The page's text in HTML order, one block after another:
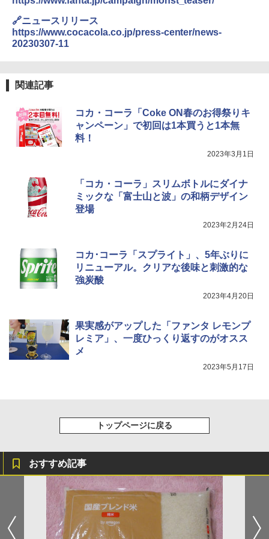
🔗ニュースリリース
https://www.cocacola.co.jp/press-center/news-
20230307-11
関連記事
コカ・コーラ「Coke ON春のお得祭りキ
ャンペーン」で初回は1本買うと1本無
料！
2023年3月1日
「コカ・コーラ」スリムボトルにダイナ
ミックな「富士山と波」の和柄デザイン
登場
2023年2月24日
コカ･コーラ「スプライト」、5年ぶりに
リニューアル。クリアな後味と刺激的な
強炭酸
2023年4月20日
果実感がアップした「ファンタ レモンプ
レミア」、一度ひっくり返すのがオスス
メ
2023年5月17日
トップページに戻る
おすすめ記事